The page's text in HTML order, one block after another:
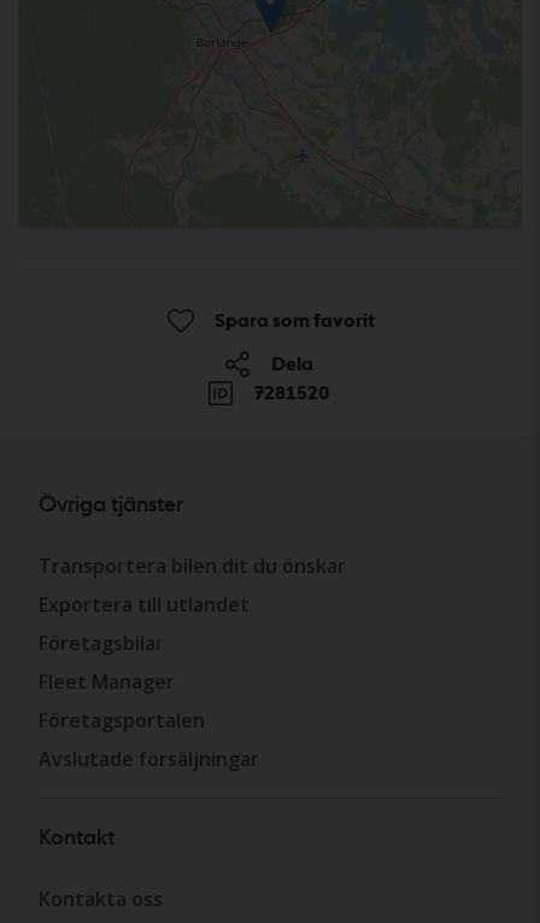
Spara som favorit
Dela
7281520
Övriga tjänster
Transportera bilen dit du önskar
Exportera till utlandet
Företagsbilar
Fleet Manager
Företagsportalen
Avslutade försäljningar
Kontakt
Kontakta oss